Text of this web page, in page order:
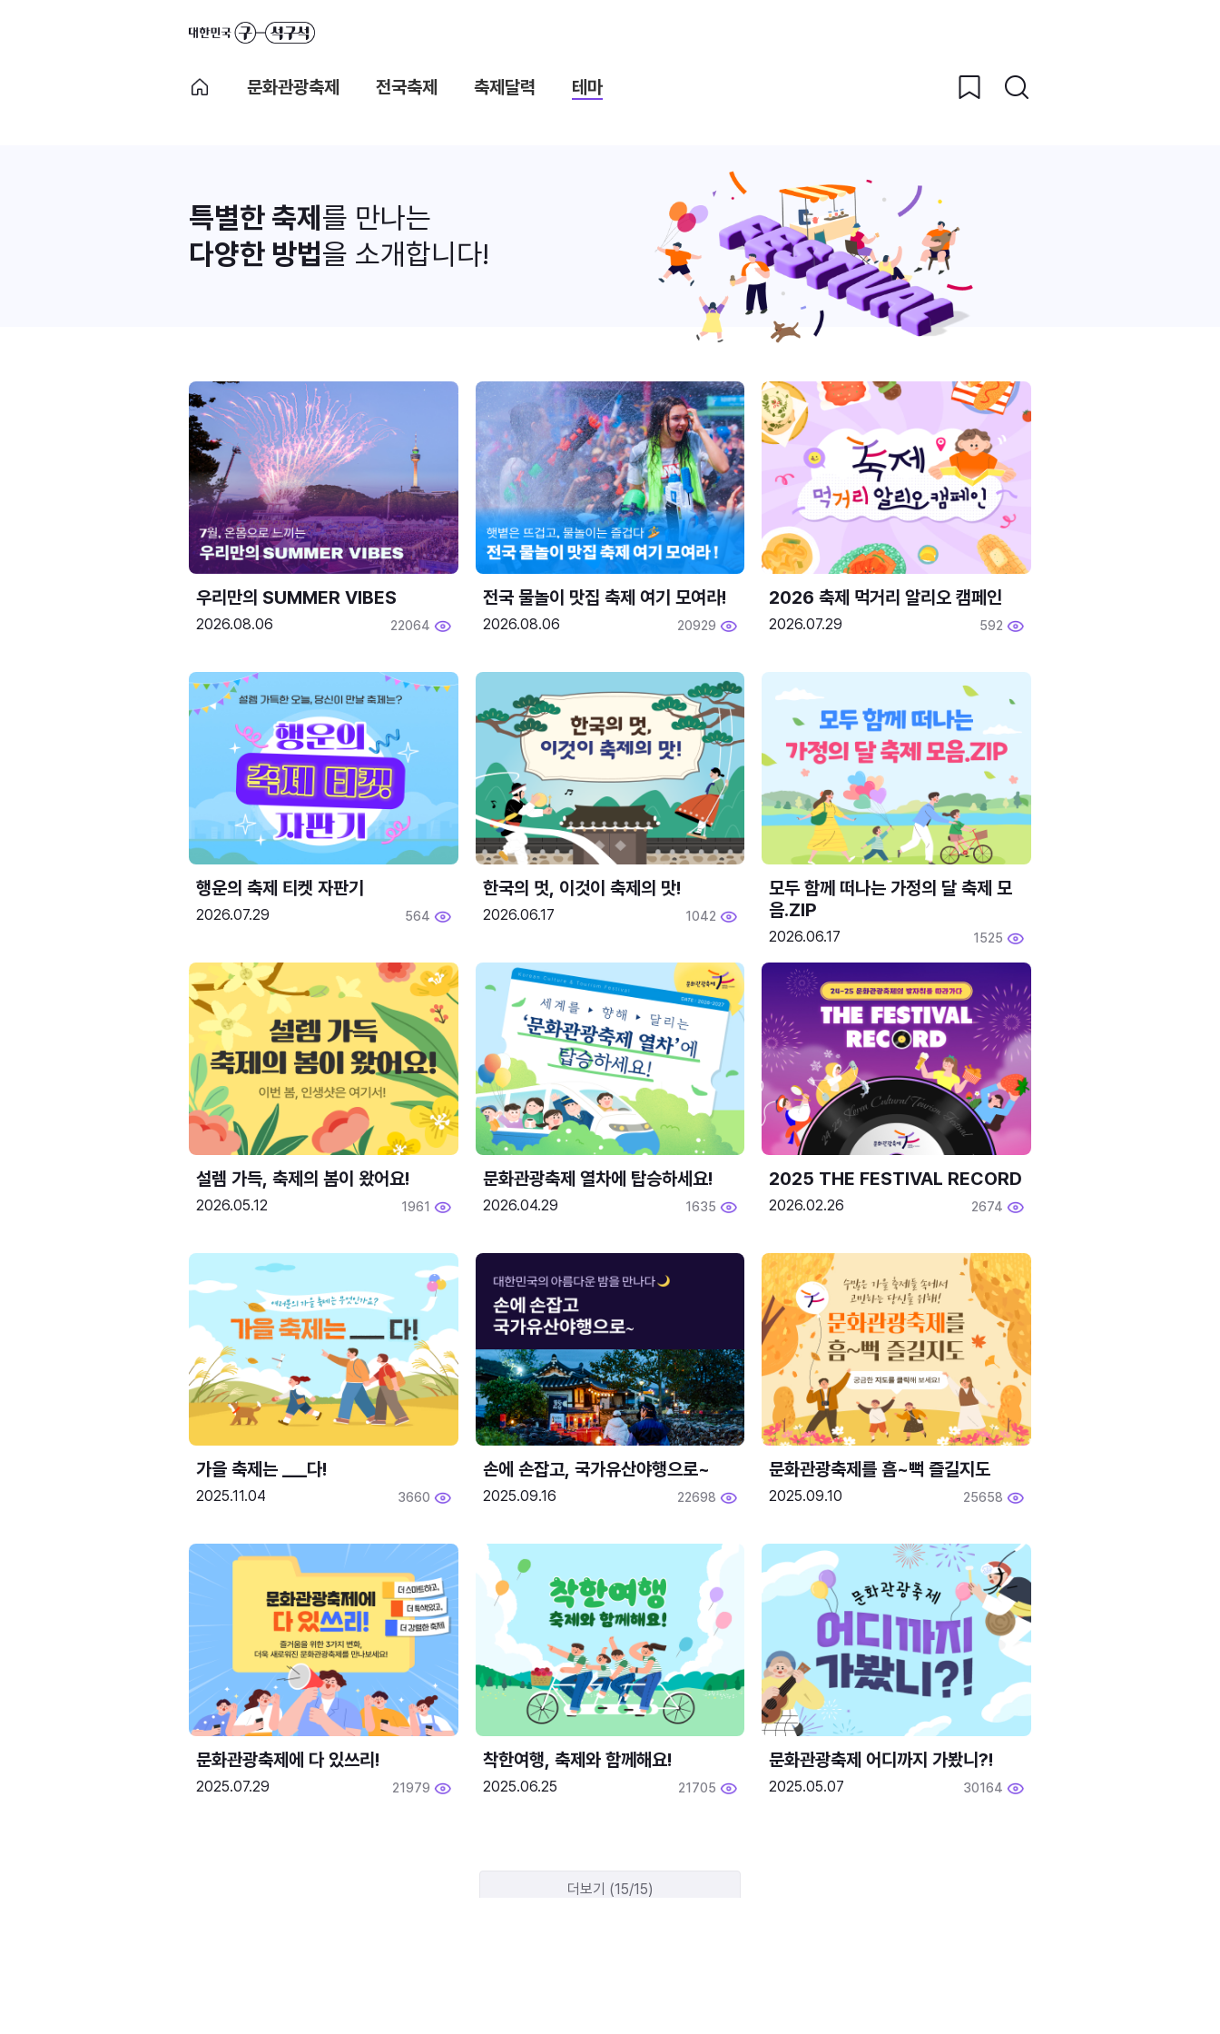
문화관광축제 전국축제 축제달력 테마
특별한 축제 를 만나는
다양한 방법을 소개합니다!
우리만의 SUMMER VIBES
2026.08.06 22064
전국 물놀이 맛집 축제 여기 모여라!
2026.08.06 20929
2026 축제 먹거리 알리오 캠페인
2026.07.29 592
행운의 축제 티켓 자판기
2026.07.29 564
한국의 멋, 이것이 축제의 맛!
2026.06.17 1042
모두 함께 떠나는 가정의 달 축제 모
음.ZIP
2026.06.17 1525
설렘 가득, 축제의 봄이 왔어요!
2026.05.12 1961
문화관광축제 열차에 탑승하세요!
2026.04.29 1635
2025 THE FESTIVAL RECORD
2026.02.26 2674
2025.11.04 3660
손에 손잡고, 국가유산야행으로~
2025.09.16 22698
문화관광축제를 흠~뻑 즐길지도
2025.09.10 25658
문화관광축제에 다 있쓰리!
2025.07.29 21979
착한여행, 축제와 함께해요!
2025.06.25 21705
문화관광축제 어디까지 가봤니?!
2025.05.07 30164
더보기 (15/15)